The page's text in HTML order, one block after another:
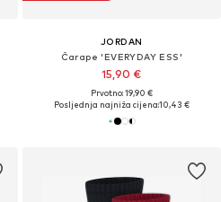
JORDAN
Čarape 'EVERYDAY ESS'
15,90 €
Prvotno: 19,90 €
Posljednja najniža cijena:10,43 €